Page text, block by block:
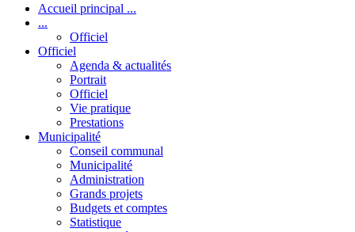
Accueil principal ...
...
Officiel
Officiel
Agenda & actualités
Portrait
Officiel
Vie pratique
Prestations
Municipalité
Conseil communal
Municipalité
Administration
Grands projets
Budgets et comptes
Statistique